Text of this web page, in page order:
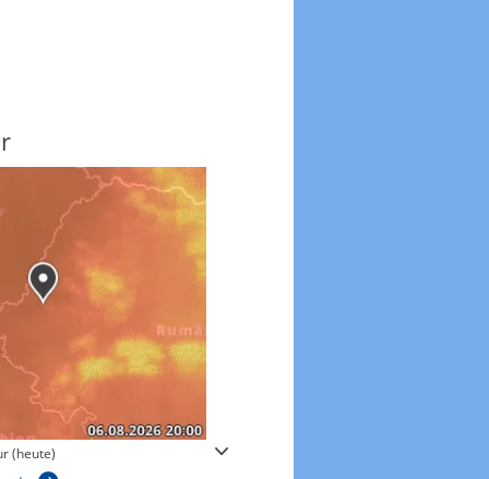
(heute) Windgeschwindigkeiten in 3h